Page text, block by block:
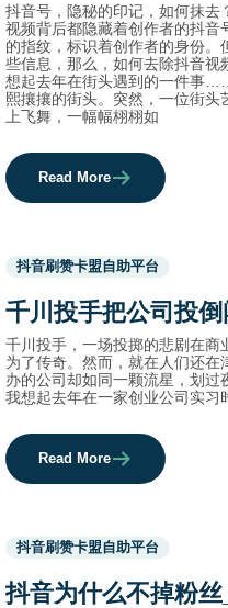
抖音号，隐秘的印记，如何抹去
视频背后都隐藏着创作者的抖
的指纹，标识着创作者的身份
些信息，那么，如何去除抖音视
想起去年在街头遇到的一件事
熙攘攘的街头。突然，一位街
上飞舞，一幅幅栩栩如
Read More
Used
before
category
names.
抖音刷赞卡盟自助平台
千川投手把公司投
千川投手，一场投掷的悲剧在
为了传奇。然而，就在人们还在
办的公司却如同一颗流星，划
我想起去年在一家创业公司实习
Read More
Used
before
category
names.
抖音刷赞卡盟自助平台
抖音为什么不掉粉